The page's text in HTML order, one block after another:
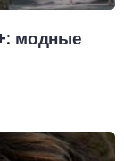
модные